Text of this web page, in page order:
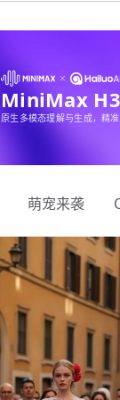
MiniMax
原生多模态理解与生成，精
萌宠来袭